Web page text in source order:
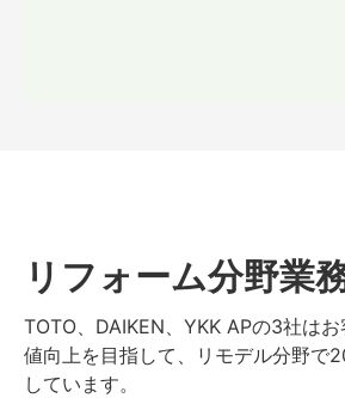
リフォーム分野業
TOTO、DAIKEN、YKK APの3社は
値向上を目指して、リモデル分野で
しています。